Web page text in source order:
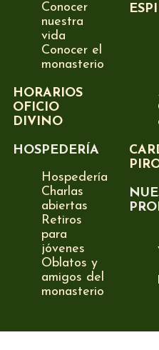
Conocer
nuestra
vida
Conocer el
monasterio
HORARIOS
OFICIO
DIVINO
HOSPEDERÍA
Hospedería
Charlas
abiertas
Retiros
para
jóvenes
Oblatos y
amigos del
monasterio